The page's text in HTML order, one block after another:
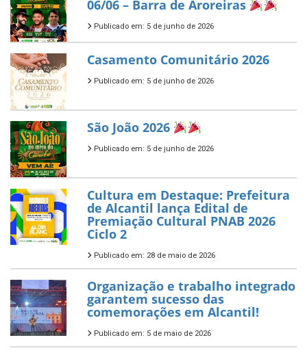
06/06 – Barra de Aroreiras
Publicado em: 5 de junho de 2026
Casamento Comunitário 2026
Publicado em: 5 de junho de 2026
São João 2026
Publicado em: 5 de junho de 2026
Cultura em Destaque: Prefeitura
de Alcantil lança Edital de
Premiação Cultural PNAB 2026
Ciclo 2
Publicado em: 28 de maio de 2026
Organização e trabalho integrado
garantem sucesso das
comemorações em Alcantil!
Publicado em: 5 de maio de 2026